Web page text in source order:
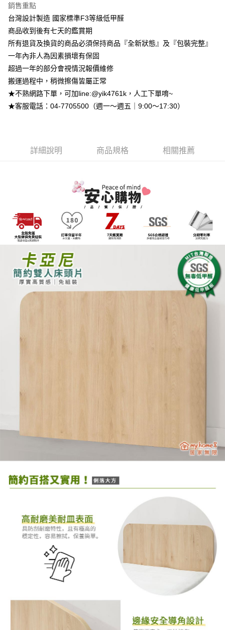
2.付款方式選擇「大哥付你分期」，訂單成立後會自動跳轉到大哥付的交易
流程，驗證手機門號後，選擇欲分期的期數、繳款截止日，確認付款後即完
成交易。
3.實際核准額度、可分期數及費用金額請依後續交易確認頁面所載為準。
4.訂單成立30分鐘內，如未前往確認交易或遇審核未通過，訂單將自動取
法說明評估內容。
【繳款方式說明】
1.分期款項不併入電信帳單，「大哥付你分期」於每月結算日後寄送繳費提
醒簡訊。
2.透過簡訊連結打開帳單後，可選擇「超商條碼／台灣大直營門市／銀行轉
帳／街口支付／iPASS MONEY」等通路繳費。
買賣價金債權讓與本公司後，依約使用本公司帳單繳交帳款。
3.完整用戶服務條款，請詳閱以下連結： https://oppay.tw/userRule
相關說明
【關於「AFTEE先享後付」】
AFTEE先享後付是「在收到商品之後才付款」的支付方式。 讓您購物簡單
便利好安心！
１．簡單：不需註冊會員、不需綁卡、不需儲值。
２．便利：只要手機號碼，簡訊認證，即可結帳。
【「AFTEE先享後付」結帳流程】
１．於結帳方式選擇「AFTEE先享後付」後，將跳轉至「AFTEE先享後付」
結帳頁面，進行簡訊認證並確認金額後，即可完成結帳。
２．訂單成立數日內，您將收到繳費通知簡訊。
後付繳納相關費用。
https://netprotections.freshdesk.com/support/home
１．透過由恩沛科技股份有限公司提供之「AFTEE先享後付」服務完成之交
易，需依本服務之必要範圍內提供個人資料，並將交易相關給付款項請求債
權轉讓予恩沛科技股份有限公司。
２．關於個人資料處理事宜，請瀏覽以下網址：
https://aftee.tw/terms/#terms3
３．未成年的使用者請事先徵得法定代理人或監護人之同意方可使用
「AFTEE先享後付」，若未經同意申辦者引起之損失，本公司不負相關責
任。
４．使用「AFTEE先享後付」時，將依據個別帳號之用戶狀況，依本公司即
時審查核予不同之上限額度；若仍有額度不足之情形，本公司將視審查結果
請求用戶進行身份認證。
５．嚴禁一人註冊多個帳號或使用他人資訊註冊。若發現惡意使用之情形，
運送方式
➤一般商品『宅配寄送』：1.車趟為週一至六 2.無組裝，只送至一
樓 3.購買大型家具，可一同配送組裝
免運費
➤大型傢俱『免費組裝』：1.車趟為週二、週四 2.可指定日期，無
銷售重點
台灣設計製造 國家標準F3等級低甲醛
商品收到後有七天的鑑賞期
所有退貨及換貨的商品必須保持商品『全新狀態』及『包裝完整』
一年內非人為因素損壞有保固
超過一年的部分會視情況報價維修
搬運過程中，稍微擦傷皆屬正常
★不熟網路下單，可加line:@yik4761k，人工下單唷~
★客服電話：04-7705500（週一～週五｜9:00～17:30）
詳細說明 商品規格 相關推薦